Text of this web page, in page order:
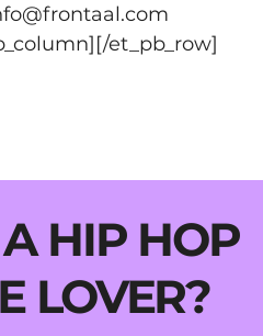
et_pb_row]
HIP HOP
LOVER?